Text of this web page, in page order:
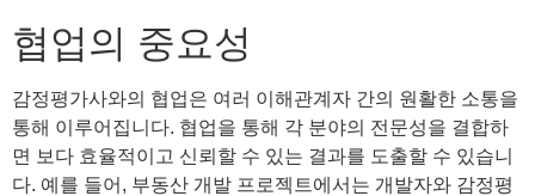
협업의 중요성
감정평가사와의 협업은 여러 이해관계자 간의 원활한 소통을
통해 이루어집니다. 협업을 통해 각 분야의 전문성을 결합하
면 보다 효율적이고 신뢰할 수 있는 결과를 도출할 수 있습니
다. 예를 들어, 부동산 개발 프로젝트에서는 개발자와 감정평